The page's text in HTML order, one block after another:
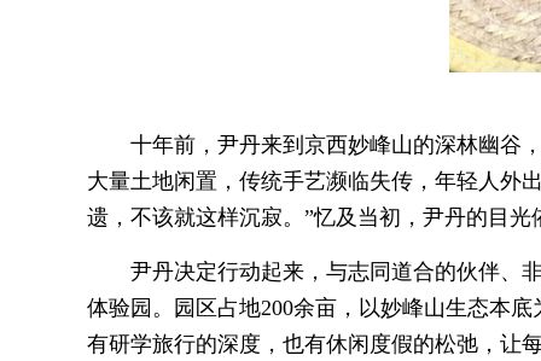
十年前，尹丹来到京西妙峰山的深林幽谷
大量土地闲置，传统手艺濒临失传，年轻人外
遗，不该就这样沉寂。”忆及当初，尹丹的目光
尹丹决定行动起来，与志同道合的伙伴、
体验园。园区占地200余亩，以妙峰山生态本
有研学旅行的深度，也有休闲度假的松弛，让